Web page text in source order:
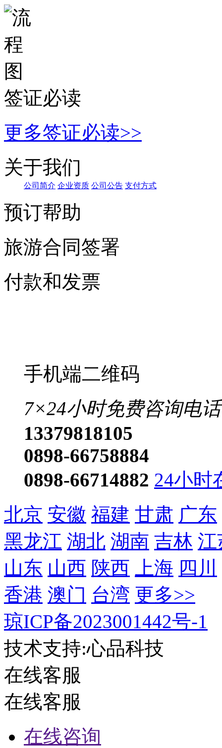
签证必读
更多签证必读>>
关于我们
公司简介 企业资质 公司公告 支付方式
预订帮助
旅游合同签署
付款和发票
手机端二维码
7×24小时免费咨询电话
13379818105
0898-66758884
0898-66714882 24小时
北京 安徽 福建 甘肃 广东
黑龙江 湖北 湖南 吉林 江
山东 山西 陕西 上海 四川
香港 澳门 台湾 更多>>
琼ICP备2023001442号-1
技术支持:心品科技
在线客服
在线客服
在线咨询